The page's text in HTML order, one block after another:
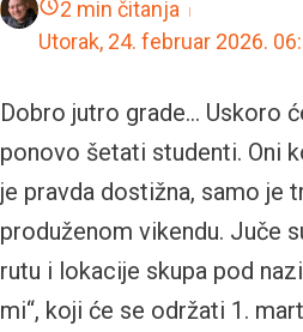
2 min čitanja
Utorak, 24. februar 2026.
Dobro jutro grade… Uskoro
ponovo šetati studenti. Oni
je pravda dostižna, samo je
produženom vikendu. Juče
rutu i lokacije skupa pod
mi“, koji će se održati 1.